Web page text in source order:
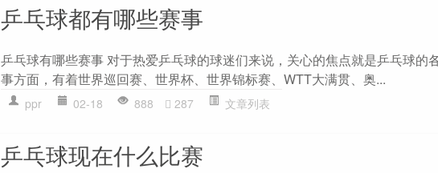
乒乓球都有哪些赛事
乒乓球有哪些赛事 对于热爱乒乓球的球迷们来说，关心的焦点就是乒乓球的
事方面，有着世界巡回赛、世界杯、世界锦标赛、WTT大满贯、奥...
ppr 02-18 888 287 文章列表
乒乓球现在什么比赛